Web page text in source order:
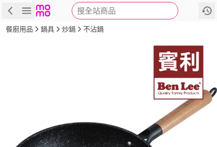
搜全站商品
商品 評價 詳情
餐廚用品 鍋具 炒鍋 不沾鍋